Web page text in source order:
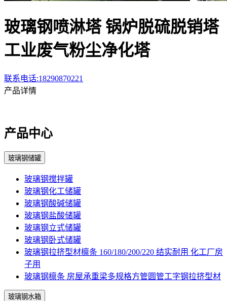
玻璃钢喷淋塔 锅炉脱硫脱销塔
工业废气粉尘净化塔
联系电话:18290870221
产品详情
产品中心
玻璃钢储罐
玻璃钢搅拌罐
玻璃钢化工储罐
玻璃钢酸碱储罐
玻璃钢盐酸储罐
玻璃钢立式储罐
玻璃钢卧式储罐
玻璃钢拉挤型材檩条 160/180/200/220 结实耐用 化工厂房
子用
玻璃钢檩条 房屋承重梁多规格方管圆管工字钢拉挤型材
玻璃钢水箱